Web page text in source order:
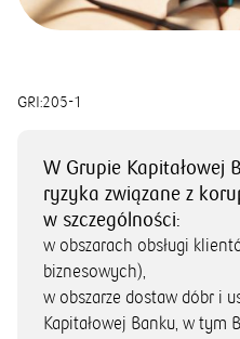
GRI:205-1
W Grupie Kapitałowej
ryzyka związane z
w szczególności:
w obszarach obsługi
biznesowych),
w obszarze dostaw dóbr i
Kapitałowej Banku, w tym